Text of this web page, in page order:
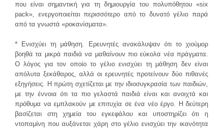
που είναι σημαντική για τη δημιουργία του πολυπόθητου «six
pack», ενεργοποιείται περισσότερο από το δυνατό γέλιο παρά
από τα γνωστά «ροκανίσματα».
* Ενισχύει τη μάθηση. Ερευνητές ανακάλυψαν ότι το χιούμορ
βοηθά τα μικρά παιδιά να μαθαίνουν πιο εύκολα νέα πράγματα.
Ο λόγος για τον οποίο το γέλιο ενισχύει τη μάθηση δεν είναι
απόλυτα ξεκάθαρος, αλλά οι ερευνητές προτείνουν δύο πιθανές
εξηγήσεις. Η πρώτη σχετίζεται με την ιδιοσυγκρασία των παιδιών,
με την έννοια ότι τα πιο γελαστά παιδιά είναι και ανοιχτά και
πρόθυμα να εμπλακούν με επιτυχία σε ένα νέο έργο. Η δεύτερη
βασίζεται στη χημεία του εγκεφάλου και υποστηρίζει ότι η
ντοπαμίνη που αυξάνεται χάρη στο γέλιο ενισχύει την ικανότητα